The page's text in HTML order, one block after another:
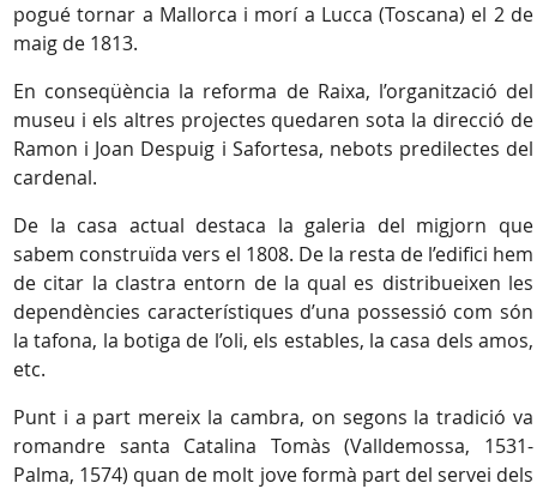
pogué tornar a Mallorca i morí a Lucca (Toscana) el 2 de
maig de 1813.
En conseqüència la reforma de Raixa, l’organització del
museu i els altres projectes quedaren sota la direcció de
Ramon i Joan Despuig i Safortesa, nebots predilectes del
cardenal.
De la casa actual destaca la galeria del migjorn que
sabem construïda vers el 1808. De la resta de l’edifici hem
de citar la clastra entorn de la qual es distribueixen les
dependències característiques d’una possessió com són
la tafona, la botiga de l’oli, els estables, la casa dels amos,
etc.
Punt i a part mereix la cambra, on segons la tradició va
romandre santa Catalina Tomàs (Valldemossa, 1531-
Palma, 1574) quan de molt jove formà part del servei dels